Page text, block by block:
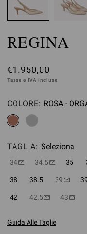
REGINA
€1.950,00
Tasse e IVA incluse
COLORE: Seleziona
ROSA -
TAGLIA: Seleziona
34 34.5 35
38 38.5 39
42 42.5 43
Guida Alle Taglie